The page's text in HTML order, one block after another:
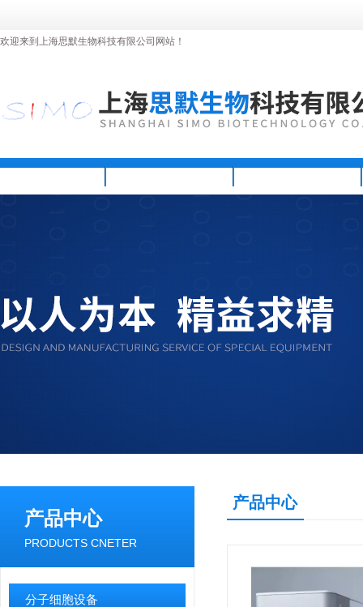
欢迎来到上海思默生物科技有限公司网站！
产品中心
PRODUCTS CNETER
分子细胞设备
产品中心